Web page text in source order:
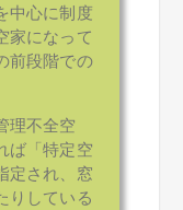
中心に制度
家になって
前段階での
理不全空
ば「特定空
定され、窓
りしている